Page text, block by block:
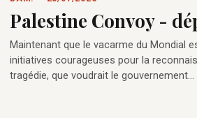
Palestine Convoy -
Maintenant que le vacarme du Mondial
initiatives courageuses pour la
tragédie, que voudrait le gouvernement…